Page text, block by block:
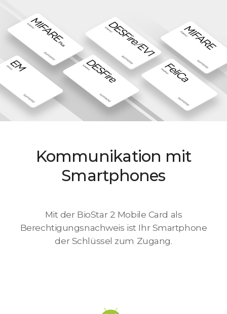
Kommunikation mit
Smartphones
Mit der BioStar 2 Mobile Card als
Berechtigungsnachweis ist Ihr Smartphone
der Schlüssel zum Zugang.